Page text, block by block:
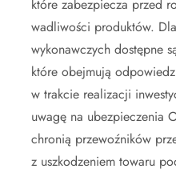
które zabezpiecza przed
wadliwości produktów.
wykonawczych dostępne
które obejmują
w trakcie realizacji
uwagę na ubezpieczenia
chronią przewoźników
z uszkodzeniem towaru